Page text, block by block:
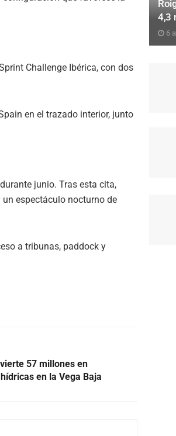
Challenge Ibérica, con dos
en el trazado interior, junto
junio. Tras esta cita,
espectáculo nocturno de
a tribunas, paddock y
57 millones en
en la Vega Baja
4,3
6